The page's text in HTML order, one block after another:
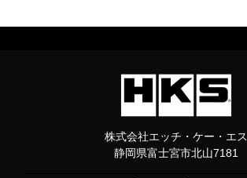
株式会社エッチ・ケー・エス
静岡県富士宮市北山7181